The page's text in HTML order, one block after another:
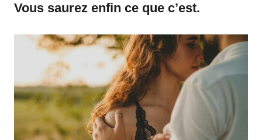
Vous saurez enfin ce que c’est.